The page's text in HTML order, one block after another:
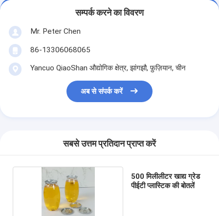
सम्पर्क करने का विवरण
Mr. Peter Chen
86-13306068065
Yancuo QiaoShan औद्योगिक क्षेत्र, झांगझौ, फ़ुज़ियान, चीन
अब से संपर्क करें
सबसे उत्तम प्रतिदान प्राप्त करें
500 मिलीलीटर खाद्य ग्रेड
पीईटी प्लास्टिक की बोतलें